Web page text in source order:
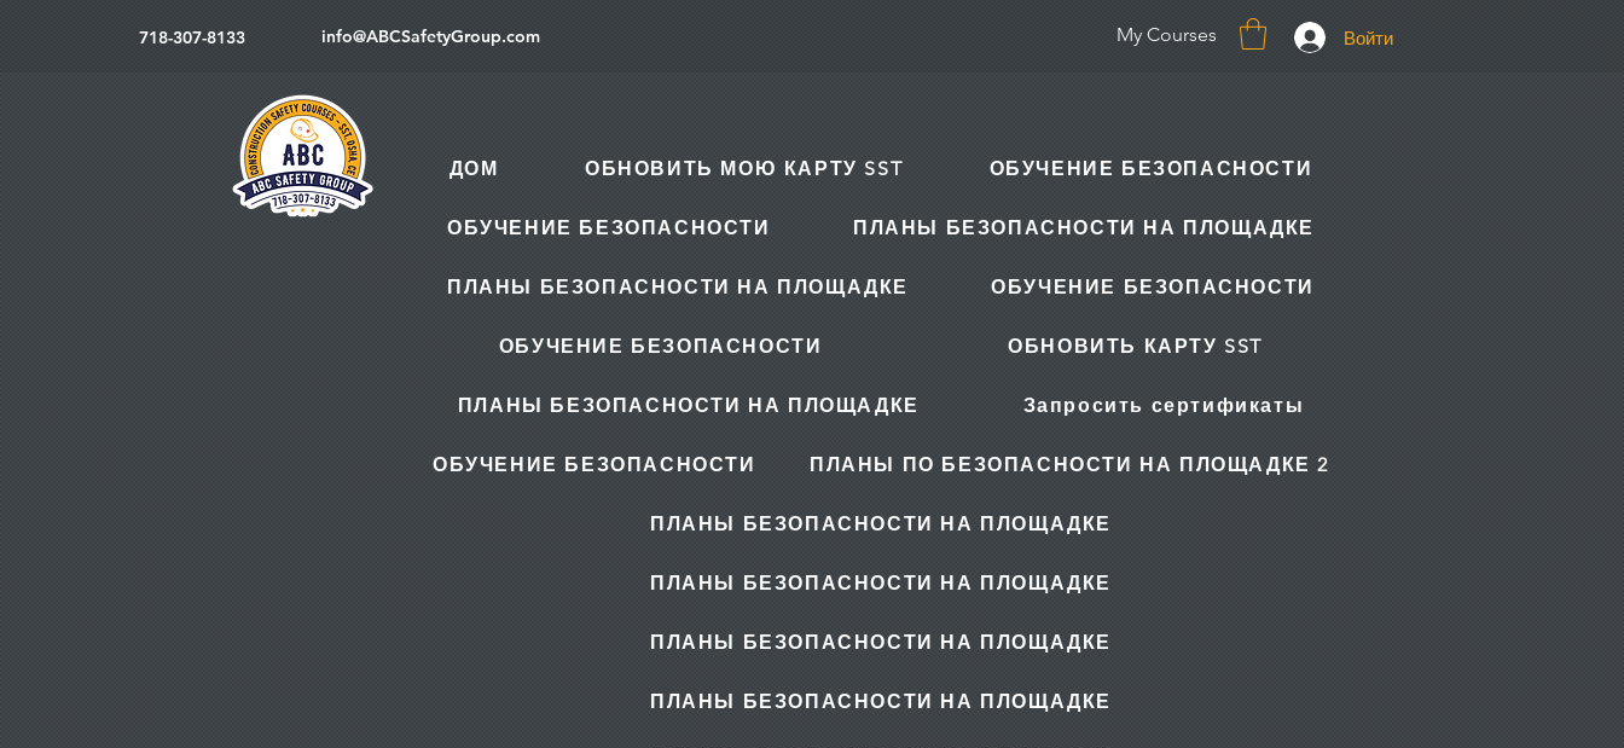
718-307-8133 info@ABCSafetyGroup.com My Courses Войти
ДОМ ОБНОВИТЬ МОЮ КАРТУ SST ОБУЧЕНИЕ БЕЗОПАСНОСТИ
ОБУЧЕНИЕ БЕЗОПАСНОСТИ ПЛАНЫ БЕЗОПАСНОСТИ НА ПЛОЩАДКЕ
ПЛАНЫ БЕЗОПАСНОСТИ НА ПЛОЩАДКЕ ОБУЧЕНИЕ БЕЗОПАСНОСТИ
ОБУЧЕНИЕ БЕЗОПАСНОСТИ ОБНОВИТЬ КАРТУ SST
ПЛАНЫ БЕЗОПАСНОСТИ НА ПЛОЩАДКЕ Запросить сертификаты
ОБУЧЕНИЕ БЕЗОПАСНОСТИ ПЛАНЫ ПО БЕЗОПАСНОСТИ НА ПЛОЩАДКЕ 2
ПЛАНЫ БЕЗОПАСНОСТИ НА ПЛОЩАДКЕ
ПЛАНЫ БЕЗОПАСНОСТИ НА ПЛОЩАДКЕ
ПЛАНЫ БЕЗОПАСНОСТИ НА ПЛОЩАДКЕ
ПЛАНЫ БЕЗОПАСНОСТИ НА ПЛОЩАДКЕ